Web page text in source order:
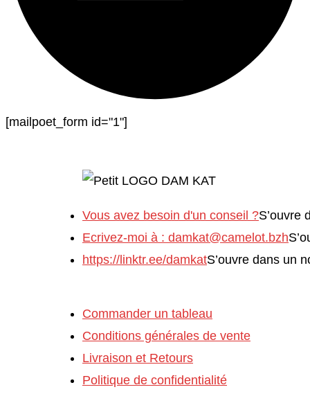
[mailpoet_form id="1"]
Vous avez besoin d'un conseil ?S’ouvre
Ecrivez-moi à : damkat@camelot.bzh
https://linktr.ee/damkatS’ouvre dans un
Commander un tableau
Conditions générales de vente
Livraison et Retours
Politique de confidentialité